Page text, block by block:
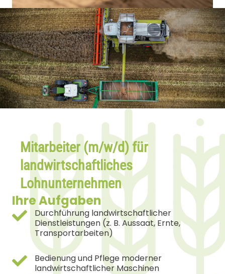
Mitarbeiter (m/w/d) für
landwirtschaftliches
Lohnunternehmen
Ihre Aufgaben
Durchführung landwirtschaftlicher
Dienstleistungen (z. B. Aussaat, Ernte,
Transportarbeiten)
Bedienung und Pflege moderner
landwirtschaftlicher Maschinen